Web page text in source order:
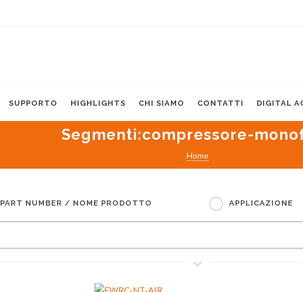
SUPPORTO HIGHLIGHTS CHI SIAMO CONTATTI DIGITAL
Segmenti:compressore-
Home
PART NUMBER / NOME PRODOTTO APPLICAZIONE